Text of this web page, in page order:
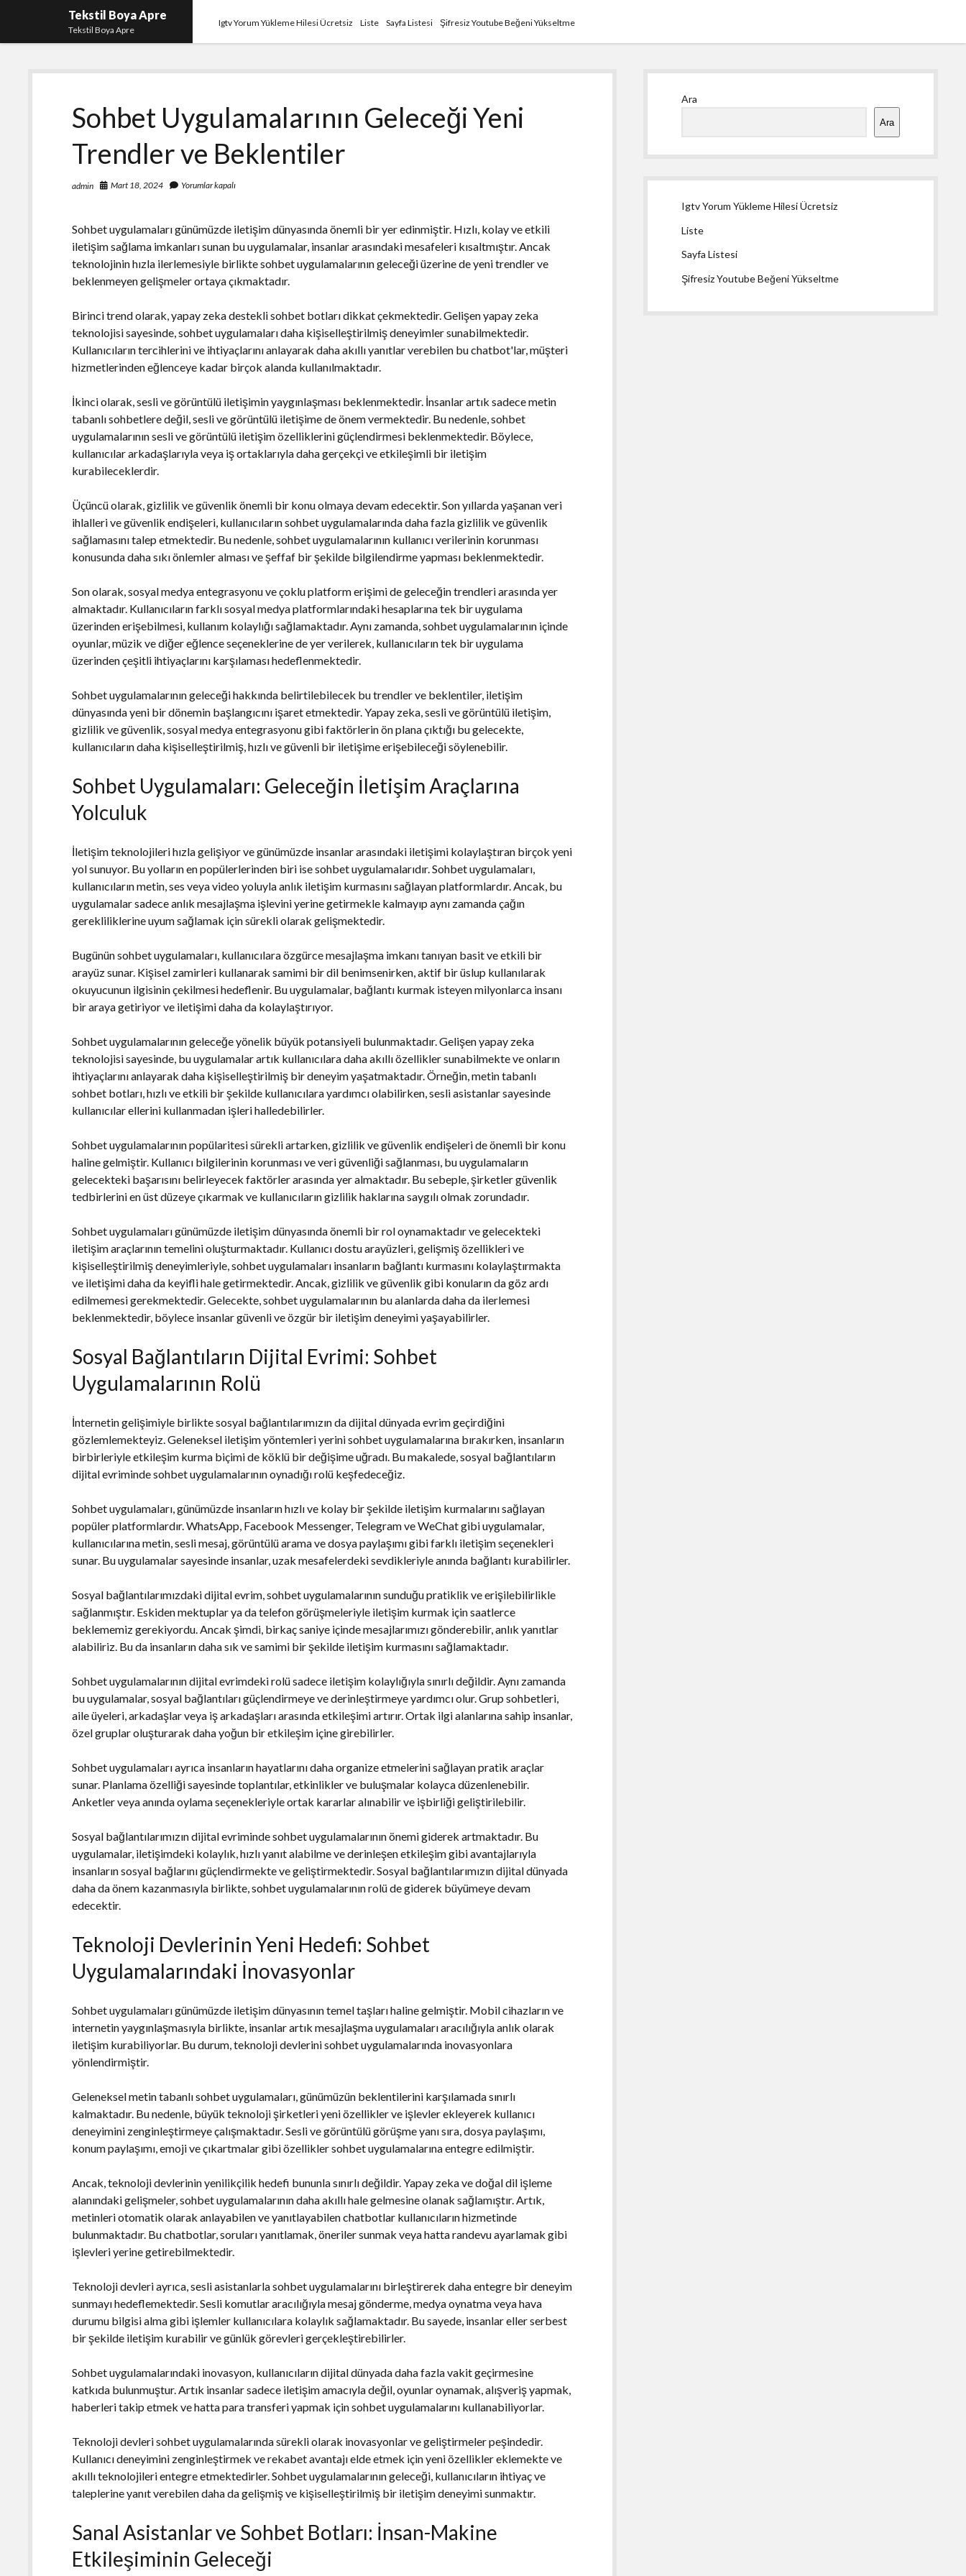
Tekstil Boya Apre
Tekstil Boya Apre
Igtv Yorum Yükleme Hilesi Ücretsiz Liste Sayfa Listesi Şifresiz Youtube Beğeni Yükseltme
Sohbet Uygulamalarının Geleceği Yeni
Trendler ve Beklentiler
admin Mart 18, 2024 Yorumlar kapalı
Sohbet uygulamaları günümüzde iletişim dünyasında önemli bir yer edinmiştir. Hızlı, kolay ve etkili
iletişim sağlama imkanları sunan bu uygulamalar, insanlar arasındaki mesafeleri kısaltmıştır. Ancak
teknolojinin hızla ilerlemesiyle birlikte sohbet uygulamalarının geleceği üzerine de yeni trendler ve
beklenmeyen gelişmeler ortaya çıkmaktadır.
Birinci trend olarak, yapay zeka destekli sohbet botları dikkat çekmektedir. Gelişen yapay zeka
teknolojisi sayesinde, sohbet uygulamaları daha kişiselleştirilmiş deneyimler sunabilmektedir.
Kullanıcıların tercihlerini ve ihtiyaçlarını anlayarak daha akıllı yanıtlar verebilen bu chatbot'lar, müşteri
hizmetlerinden eğlenceye kadar birçok alanda kullanılmaktadır.
İkinci olarak, sesli ve görüntülü iletişimin yaygınlaşması beklenmektedir. İnsanlar artık sadece metin
tabanlı sohbetlere değil, sesli ve görüntülü iletişime de önem vermektedir. Bu nedenle, sohbet
uygulamalarının sesli ve görüntülü iletişim özelliklerini güçlendirmesi beklenmektedir. Böylece,
kullanıcılar arkadaşlarıyla veya iş ortaklarıyla daha gerçekçi ve etkileşimli bir iletişim
kurabileceklerdir.
Üçüncü olarak, gizlilik ve güvenlik önemli bir konu olmaya devam edecektir. Son yıllarda yaşanan veri
ihlalleri ve güvenlik endişeleri, kullanıcıların sohbet uygulamalarında daha fazla gizlilik ve güvenlik
sağlamasını talep etmektedir. Bu nedenle, sohbet uygulamalarının kullanıcı verilerinin korunması
konusunda daha sıkı önlemler alması ve şeffaf bir şekilde bilgilendirme yapması beklenmektedir.
Son olarak, sosyal medya entegrasyonu ve çoklu platform erişimi de geleceğin trendleri arasında yer
almaktadır. Kullanıcıların farklı sosyal medya platformlarındaki hesaplarına tek bir uygulama
üzerinden erişebilmesi, kullanım kolaylığı sağlamaktadır. Aynı zamanda, sohbet uygulamalarının içinde
oyunlar, müzik ve diğer eğlence seçeneklerine de yer verilerek, kullanıcıların tek bir uygulama
üzerinden çeşitli ihtiyaçlarını karşılaması hedeflenmektedir.
Sohbet uygulamalarının geleceği hakkında belirtilebilecek bu trendler ve beklentiler, iletişim
dünyasında yeni bir dönemin başlangıcını işaret etmektedir. Yapay zeka, sesli ve görüntülü iletişim,
gizlilik ve güvenlik, sosyal medya entegrasyonu gibi faktörlerin ön plana çıktığı bu gelecekte,
kullanıcıların daha kişiselleştirilmiş, hızlı ve güvenli bir iletişime erişebileceği söylenebilir.
Sohbet Uygulamaları: Geleceğin İletişim Araçlarına
Yolculuk
İletişim teknolojileri hızla gelişiyor ve günümüzde insanlar arasındaki iletişimi kolaylaştıran birçok yeni
yol sunuyor. Bu yolların en popülerlerinden biri ise sohbet uygulamalarıdır. Sohbet uygulamaları,
kullanıcıların metin, ses veya video yoluyla anlık iletişim kurmasını sağlayan platformlardır. Ancak, bu
uygulamalar sadece anlık mesajlaşma işlevini yerine getirmekle kalmayıp aynı zamanda çağın
gerekliliklerine uyum sağlamak için sürekli olarak gelişmektedir.
Bugünün sohbet uygulamaları, kullanıcılara özgürce mesajlaşma imkanı tanıyan basit ve etkili bir
arayüz sunar. Kişisel zamirleri kullanarak samimi bir dil benimsenirken, aktif bir üslup kullanılarak
okuyucunun ilgisinin çekilmesi hedeflenir. Bu uygulamalar, bağlantı kurmak isteyen milyonlarca insanı
bir araya getiriyor ve iletişimi daha da kolaylaştırıyor.
Sohbet uygulamalarının geleceğe yönelik büyük potansiyeli bulunmaktadır. Gelişen yapay zeka
teknolojisi sayesinde, bu uygulamalar artık kullanıcılara daha akıllı özellikler sunabilmekte ve onların
ihtiyaçlarını anlayarak daha kişiselleştirilmiş bir deneyim yaşatmaktadır. Örneğin, metin tabanlı
sohbet botları, hızlı ve etkili bir şekilde kullanıcılara yardımcı olabilirken, sesli asistanlar sayesinde
kullanıcılar ellerini kullanmadan işleri halledebilirler.
Sohbet uygulamalarının popülaritesi sürekli artarken, gizlilik ve güvenlik endişeleri de önemli bir konu
haline gelmiştir. Kullanıcı bilgilerinin korunması ve veri güvenliği sağlanması, bu uygulamaların
gelecekteki başarısını belirleyecek faktörler arasında yer almaktadır. Bu sebeple, şirketler güvenlik
tedbirlerini en üst düzeye çıkarmak ve kullanıcıların gizlilik haklarına saygılı olmak zorundadır.
Sohbet uygulamaları günümüzde iletişim dünyasında önemli bir rol oynamaktadır ve gelecekteki
iletişim araçlarının temelini oluşturmaktadır. Kullanıcı dostu arayüzleri, gelişmiş özellikleri ve
kişiselleştirilmiş deneyimleriyle, sohbet uygulamaları insanların bağlantı kurmasını kolaylaştırmakta
ve iletişimi daha da keyifli hale getirmektedir. Ancak, gizlilik ve güvenlik gibi konuların da göz ardı
edilmemesi gerekmektedir. Gelecekte, sohbet uygulamalarının bu alanlarda daha da ilerlemesi
beklenmektedir, böylece insanlar güvenli ve özgür bir iletişim deneyimi yaşayabilirler.
Sosyal Bağlantıların Dijital Evrimi: Sohbet
Uygulamalarının Rolü
İnternetin gelişimiyle birlikte sosyal bağlantılarımızın da dijital dünyada evrim geçirdiğini
gözlemlemekteyiz. Geleneksel iletişim yöntemleri yerini sohbet uygulamalarına bırakırken, insanların
birbirleriyle etkileşim kurma biçimi de köklü bir değişime uğradı. Bu makalede, sosyal bağlantıların
dijital evriminde sohbet uygulamalarının oynadığı rolü keşfedeceğiz.
Sohbet uygulamaları, günümüzde insanların hızlı ve kolay bir şekilde iletişim kurmalarını sağlayan
popüler platformlardır. WhatsApp, Facebook Messenger, Telegram ve WeChat gibi uygulamalar,
kullanıcılarına metin, sesli mesaj, görüntülü arama ve dosya paylaşımı gibi farklı iletişim seçenekleri
sunar. Bu uygulamalar sayesinde insanlar, uzak mesafelerdeki sevdikleriyle anında bağlantı kurabilirler.
Sosyal bağlantılarımızdaki dijital evrim, sohbet uygulamalarının sunduğu pratiklik ve erişilebilirlikle
sağlanmıştır. Eskiden mektuplar ya da telefon görüşmeleriyle iletişim kurmak için saatlerce
beklememiz gerekiyordu. Ancak şimdi, birkaç saniye içinde mesajlarımızı gönderebilir, anlık yanıtlar
alabiliriz. Bu da insanların daha sık ve samimi bir şekilde iletişim kurmasını sağlamaktadır.
Sohbet uygulamalarının dijital evrimdeki rolü sadece iletişim kolaylığıyla sınırlı değildir. Aynı zamanda
bu uygulamalar, sosyal bağlantıları güçlendirmeye ve derinleştirmeye yardımcı olur. Grup sohbetleri,
aile üyeleri, arkadaşlar veya iş arkadaşları arasında etkileşimi artırır. Ortak ilgi alanlarına sahip insanlar,
özel gruplar oluşturarak daha yoğun bir etkileşim içine girebilirler.
Sohbet uygulamaları ayrıca insanların hayatlarını daha organize etmelerini sağlayan pratik araçlar
sunar. Planlama özelliği sayesinde toplantılar, etkinlikler ve buluşmalar kolayca düzenlenebilir.
Anketler veya anında oylama seçenekleriyle ortak kararlar alınabilir ve işbirliği geliştirilebilir.
Sosyal bağlantılarımızın dijital evriminde sohbet uygulamalarının önemi giderek artmaktadır. Bu
uygulamalar, iletişimdeki kolaylık, hızlı yanıt alabilme ve derinleşen etkileşim gibi avantajlarıyla
insanların sosyal bağlarını güçlendirmekte ve geliştirmektedir. Sosyal bağlantılarımızın dijital dünyada
daha da önem kazanmasıyla birlikte, sohbet uygulamalarının rolü de giderek büyümeye devam
edecektir.
Teknoloji Devlerinin Yeni Hedefi: Sohbet
Uygulamalarındaki İnovasyonlar
Sohbet uygulamaları günümüzde iletişim dünyasının temel taşları haline gelmiştir. Mobil cihazların ve
internetin yaygınlaşmasıyla birlikte, insanlar artık mesajlaşma uygulamaları aracılığıyla anlık olarak
iletişim kurabiliyorlar. Bu durum, teknoloji devlerini sohbet uygulamalarında inovasyonlara
yönlendirmiştir.
Geleneksel metin tabanlı sohbet uygulamaları, günümüzün beklentilerini karşılamada sınırlı
kalmaktadır. Bu nedenle, büyük teknoloji şirketleri yeni özellikler ve işlevler ekleyerek kullanıcı
deneyimini zenginleştirmeye çalışmaktadır. Sesli ve görüntülü görüşme yanı sıra, dosya paylaşımı,
konum paylaşımı, emoji ve çıkartmalar gibi özellikler sohbet uygulamalarına entegre edilmiştir.
Ancak, teknoloji devlerinin yenilikçilik hedefi bununla sınırlı değildir. Yapay zeka ve doğal dil işleme
alanındaki gelişmeler, sohbet uygulamalarının daha akıllı hale gelmesine olanak sağlamıştır. Artık,
metinleri otomatik olarak anlayabilen ve yanıtlayabilen chatbotlar kullanıcıların hizmetinde
bulunmaktadır. Bu chatbotlar, soruları yanıtlamak, öneriler sunmak veya hatta randevu ayarlamak gibi
işlevleri yerine getirebilmektedir.
Teknoloji devleri ayrıca, sesli asistanlarla sohbet uygulamalarını birleştirerek daha entegre bir deneyim
sunmayı hedeflemektedir. Sesli komutlar aracılığıyla mesaj gönderme, medya oynatma veya hava
durumu bilgisi alma gibi işlemler kullanıcılara kolaylık sağlamaktadır. Bu sayede, insanlar eller serbest
bir şekilde iletişim kurabilir ve günlük görevleri gerçekleştirebilirler.
Sohbet uygulamalarındaki inovasyon, kullanıcıların dijital dünyada daha fazla vakit geçirmesine
katkıda bulunmuştur. Artık insanlar sadece iletişim amacıyla değil, oyunlar oynamak, alışveriş yapmak,
haberleri takip etmek ve hatta para transferi yapmak için sohbet uygulamalarını kullanabiliyorlar.
Teknoloji devleri sohbet uygulamalarında sürekli olarak inovasyonlar ve geliştirmeler peşindedir.
Kullanıcı deneyimini zenginleştirmek ve rekabet avantajı elde etmek için yeni özellikler eklemekte ve
akıllı teknolojileri entegre etmektedirler. Sohbet uygulamalarının geleceği, kullanıcıların ihtiyaç ve
taleplerine yanıt verebilen daha da gelişmiş ve kişiselleştirilmiş bir iletişim deneyimi sunmaktır.
Sanal Asistanlar ve Sohbet Botları: İnsan-Makine
Etkileşiminin Geleceği
Ara
Ara
Igtv Yorum Yükleme Hilesi Ücretsiz
Liste
Sayfa Listesi
Şifresiz Youtube Beğeni Yükseltme